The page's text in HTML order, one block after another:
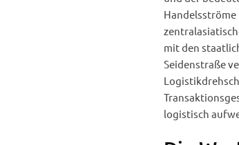
mit den
Seidenstraße
logistisch